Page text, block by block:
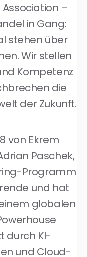
–
in Gang:
stehen über
Wir stellen
Kompetenz
die
der Zukunft.
von Ekrem
Paschek,
Programm
und hat
globalen
durch KI-
und Cloud-